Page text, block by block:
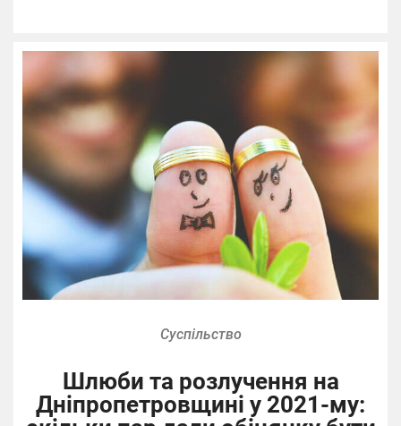
Суспільство
Шлюби та розлучення на
Дніпропетровщині у 2021-му: